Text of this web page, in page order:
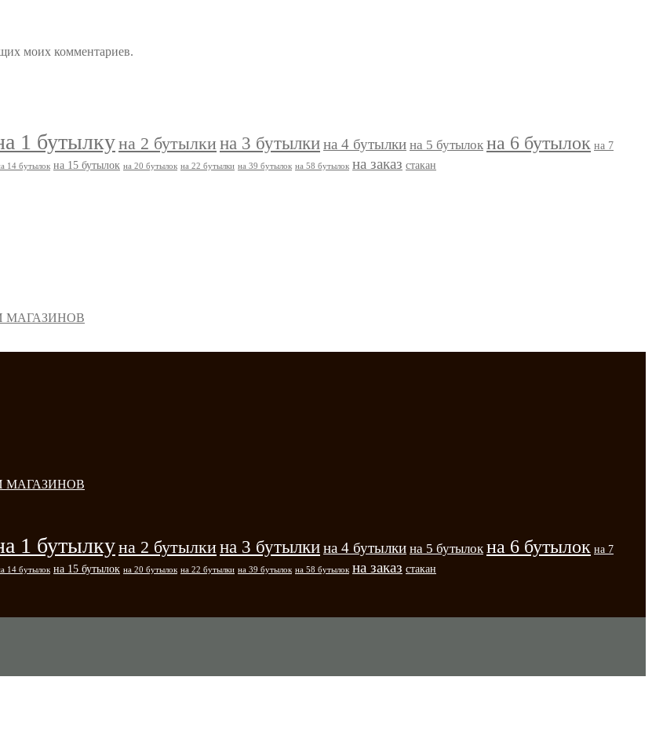
моих комментариев.
1 бутылкуна 2 бутылки на 3 бутылкина 4 бутылки на 5 бутылок на 6 бутылок на 7
14 бутылок на 15 бутылок на 20 бутылок на 22 бутылки на 39 бутылок на 58 бутылок на заказ стакан
МАГАЗИНОВ
МАГАЗИНОВ
1 бутылкуна 2 бутылкина 3 бутылкина 4 бутылки на 5 бутылок на 6 бутылок на 7
14 бутылок на 15 бутылок на 20 бутылок на 22 бутылки на 39 бутылок на 58 бутылок на заказ стакан